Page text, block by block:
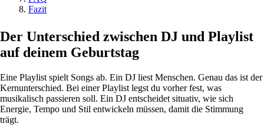
Fazit
Der Unterschied zwischen DJ und Playlist
auf deinem Geburtstag
Eine Playlist spielt Songs ab. Ein DJ liest Menschen. Genau das ist der
Kernunterschied. Bei einer Playlist legst du vorher fest, was
musikalisch passieren soll. Ein DJ entscheidet situativ, wie sich
Energie, Tempo und Stil entwickeln müssen, damit die Stimmung
trägt.